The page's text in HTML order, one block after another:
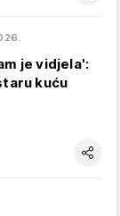
je vidjela':
kuću